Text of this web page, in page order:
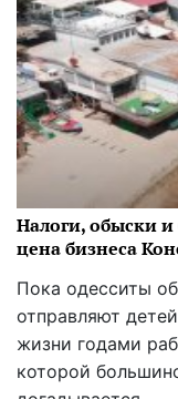
Налоги, обыски и
цена бизнеса
Пока одесситы
отправляют
жизни годами
которой